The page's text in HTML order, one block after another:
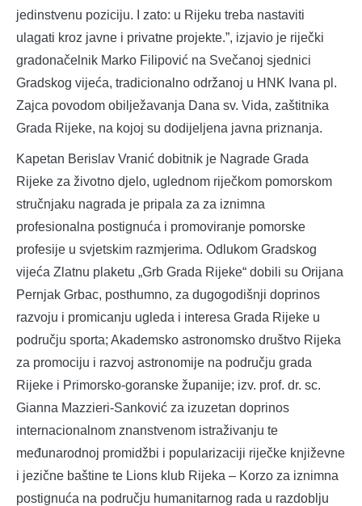
jedinstvenu poziciju. I zato: u Rijeku treba nastaviti
ulagati kroz javne i privatne projekte.”, izjavio je riječki
gradonačelnik Marko Filipović na Svečanoj sjednici
Gradskog vijeća, tradicionalno održanoj u HNK Ivana pl.
Zajca povodom obilježavanja Dana sv. Vida, zaštitnika
Grada Rijeke, na kojoj su dodijeljena javna priznanja.
Kapetan Berislav Vranić dobitnik je Nagrade Grada
Rijeke za životno djelo, uglednom riječkom pomorskom
stručnjaku nagrada je pripala za za iznimna
profesionalna postignuća i promoviranje pomorske
profesije u svjetskim razmjerima. Odlukom Gradskog
vijeća Zlatnu plaketu „Grb Grada Rijeke“ dobili su Orijana
Pernjak Grbac, posthumno, za dugogodišnji doprinos
razvoju i promicanju ugleda i interesa Grada Rijeke u
području sporta; Akademsko astronomsko društvo Rijeka
za promociju i razvoj astronomije na području grada
Rijeke i Primorsko-goranske županije; izv. prof. dr. sc.
Gianna Mazzieri-Sanković za izuzetan doprinos
internacionalnom znanstvenom istraživanju te
međunarodnoj promidžbi i popularizaciji riječke književne
i jezične baštine te Lions klub Rijeka – Korzo za iznimna
postignuća na području humanitarnog rada u razdoblju